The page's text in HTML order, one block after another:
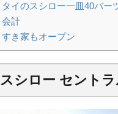
タイのスシロー一皿40バー
会計
すき家もオープン
スシロー セント